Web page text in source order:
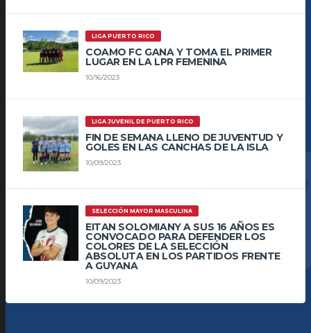
LIGA PUERTO RICO
COAMO FC GANA Y TOMA EL PRIMER
LUGAR EN LA LPR FEMENINA
10/16/2023
LIGA JUVENIL DE PUERTO RICO
FIN DE SEMANA LLENO DE JUVENTUD Y
GOLES EN LAS CANCHAS DE LA ISLA
10/09/2023
SELECCIÓN MAYOR MASCULINA
EITAN SOLOMIANY A SUS 16 AÑOS ES
CONVOCADO PARA DEFENDER LOS
COLORES DE LA SELECCIÓN
ABSOLUTA EN LOS PARTIDOS FRENTE
A GUYANA
10/09/2023